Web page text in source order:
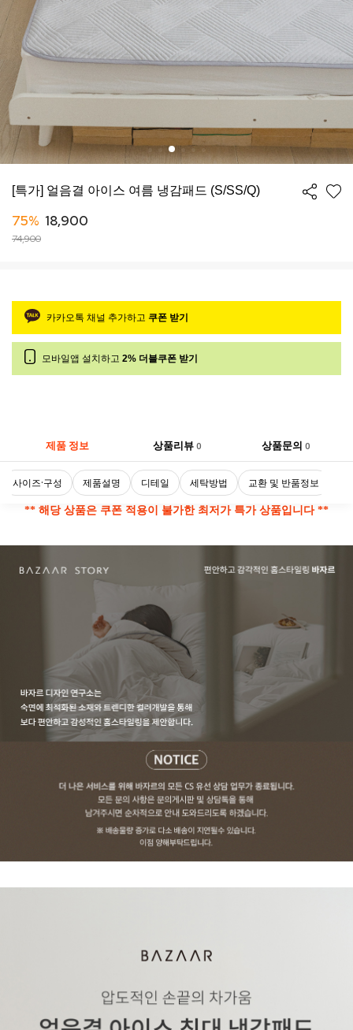
[특가] 얼음결 아이스 여름 냉감패드 (S/SS/Q)
75% 18,900
74,900
카카오톡 채널 추가하고 쿠폰 받기
모바일앱 설치하고 2% 더블쿠폰 받기
제품 정보 상품리뷰 0 상품문의0
사이즈·구성 제품설명 디테일 세탁방법 교환 및 반품정보
** 해당 상품은 쿠폰 적용이 불가한 최저가 특가 상품입니다 **